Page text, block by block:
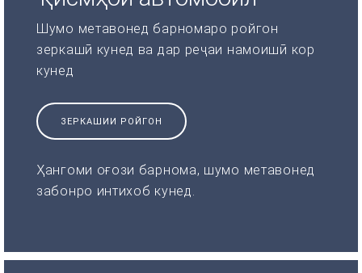
Шумо метавонед барномаро ройгон
зеркашӣ кунед ва дар реҷаи намоишӣ кор
кунед
ЗЕРКАШИИ РОЙГОН
Ҳангоми оғози барнома, шумо метавонед
забонро интихоб кунед.